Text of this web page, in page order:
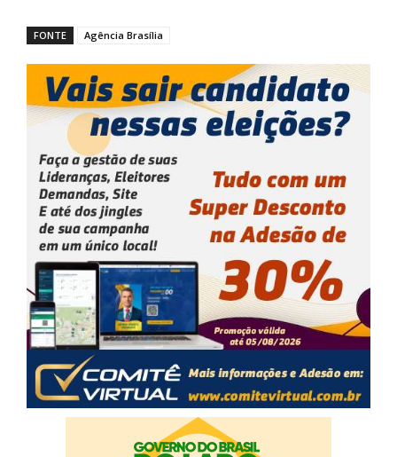
FONTE Agência Brasília